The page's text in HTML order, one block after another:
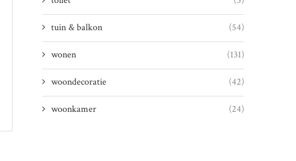
tuin & balkon (54)
wonen (131)
woondecoratie (42)
woonkamer (24)